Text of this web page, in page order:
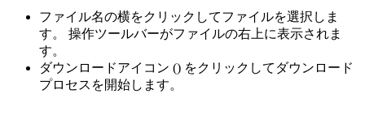
ファイル名の横をクリックしてファイルを選択しま
す。 操作ツールバーがファイルの右上に表示されま
す。
ダウンロードアイコン () をクリックしてダウンロード
プロセスを開始します。